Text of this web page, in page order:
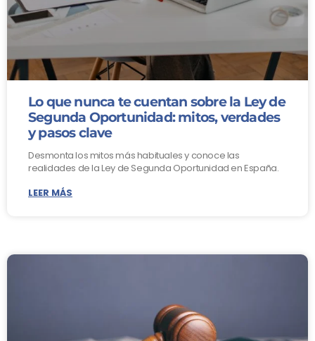
Lo que nunca te cuentan sobre la Ley de
Segunda Oportunidad: mitos, verdades
y pasos clave
Desmonta los mitos más habituales y conoce las
realidades de la Ley de Segunda Oportunidad en España.
LEER MÁS